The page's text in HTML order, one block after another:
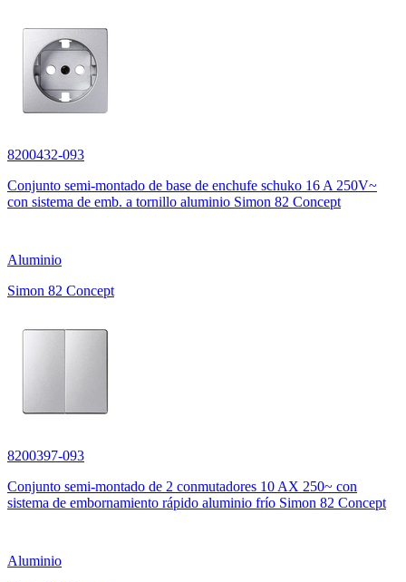
8200432-093
Conjunto semi-montado de base de enchufe schuko 16 A 250V~
con sistema de emb. a tornillo aluminio Simon 82 Concept
Aluminio
Simon 82 Concept
8200397-093
Conjunto semi-montado de 2 conmutadores 10 AX 250~ con
sistema de embornamiento rápido aluminio frío Simon 82 Concept
Aluminio